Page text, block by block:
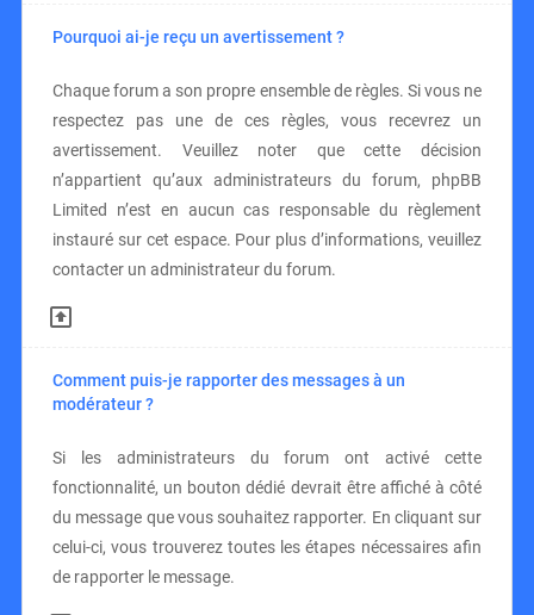
Pourquoi ai-je reçu un avertissement ?
Chaque forum a son propre ensemble de règles. Si vous ne
respectez pas une de ces règles, vous recevrez un
avertissement. Veuillez noter que cette décision
n’appartient qu’aux administrateurs du forum, phpBB
Limited n’est en aucun cas responsable du règlement
instauré sur cet espace. Pour plus d’informations, veuillez
contacter un administrateur du forum.
Comment puis-je rapporter des messages à un
modérateur ?
Si les administrateurs du forum ont activé cette
fonctionnalité, un bouton dédié devrait être affiché à côté
du message que vous souhaitez rapporter. En cliquant sur
celui-ci, vous trouverez toutes les étapes nécessaires afin
de rapporter le message.